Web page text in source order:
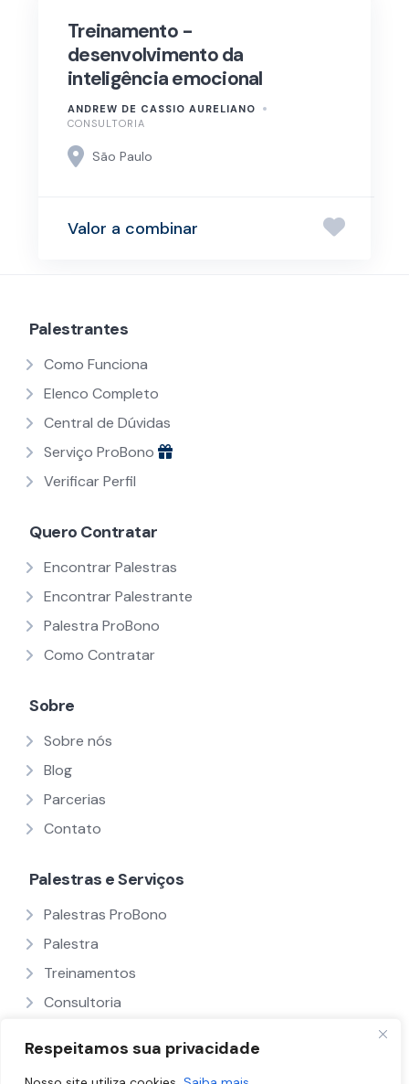
Respeitamos sua privacidade
Treinamento -
desenvolvimento da
inteligência emocional
ANDREW DE CASSIO AURELIANO
CONSULTORIA
São Paulo
Valor a combinar
Palestrantes
Como Funciona
Elenco Completo
Central de Dúvidas
Serviço ProBono
Verificar Perfil
Quero Contratar
Encontrar Palestras
Encontrar Palestrante
Palestra ProBono
Como Contratar
Sobre
Sobre nós
Blog
Parcerias
Contato
Palestras e Serviços
Palestras ProBono
Palestra
Treinamentos
Consultoria